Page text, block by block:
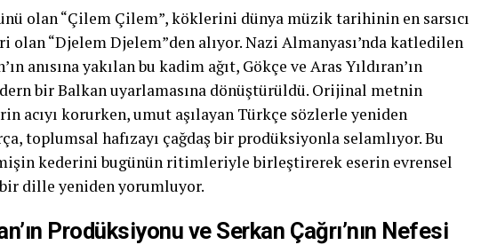
olan “Çilem Çilem”, köklerini dünya müzik tarihinin en sarsıcı
olan “Djelem Djelem”den alıyor. Nazi Almanyası’nda katledilen
anısına yakılan bu kadim ağıt, Gökçe ve Aras Yıldıran’ın
bir Balkan uyarlamasına dönüştürüldü. Orijinal metnin
acıyı korurken, umut aşılayan Türkçe sözlerle yeniden
toplumsal hafızayı çağdaş bir prodüksiyonla selamlıyor. Bu
kederini bugünün ritimleriyle birleştirerek eserin evrensel
bir dille yeniden yorumluyor.
Prodüksiyonu ve Serkan Çağrı’nın Nefesi